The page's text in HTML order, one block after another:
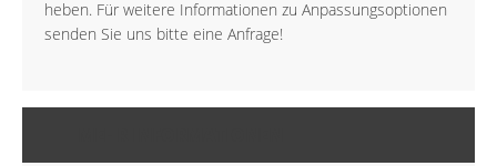
heben. Für weitere Informationen zu Anpassungsoptionen
senden Sie uns bitte eine Anfrage!